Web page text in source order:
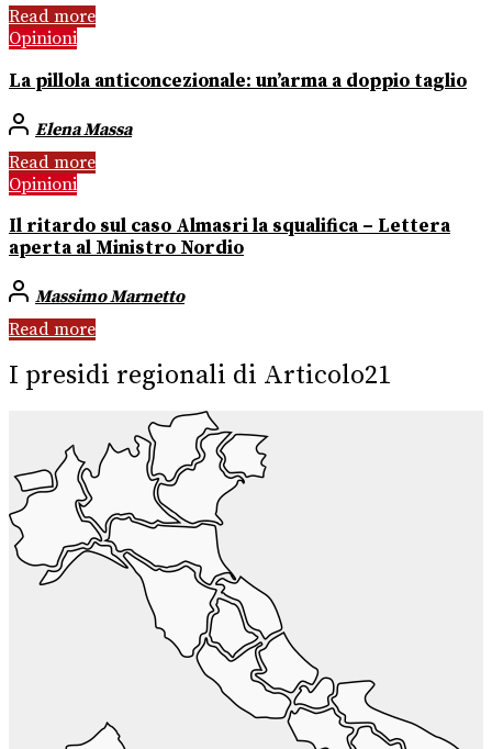
Read more
Opinioni
La pillola anticoncezionale: un’arma a doppio taglio
Elena Massa
Read more
Opinioni
Il ritardo sul caso Almasri la squalifica – Lettera
aperta al Ministro Nordio
Massimo Marnetto
Read more
I presidi regionali di Articolo21